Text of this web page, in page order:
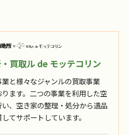
買取ル de モッテコリン
と様々なジャンルの買取事業
ます。二つの事業を利用した空
、空き家の整理・処分から遺品
てサポートしています。